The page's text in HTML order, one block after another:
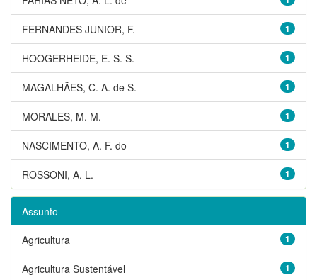
1
FERNANDES JUNIOR, F.
1
HOOGERHEIDE, E. S. S.
1
MAGALHÃES, C. A. de S.
1
MORALES, M. M.
1
NASCIMENTO, A. F. do
1
ROSSONI, A. L.
Assunto
1
Agricultura
1
Agricultura Sustentável